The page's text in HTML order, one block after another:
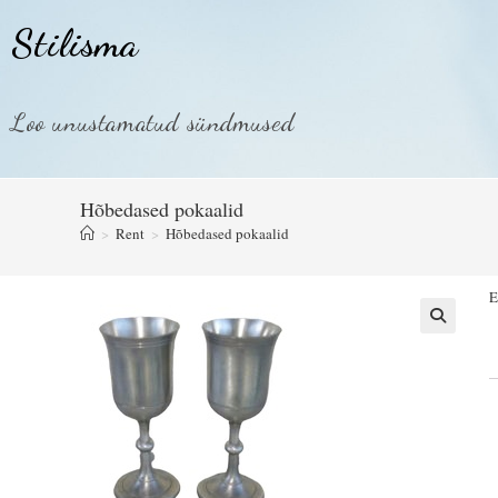
Stilisma
Loo unustamatud sündmused
Hõbedased pokaalid
> Rent > Hõbedased pokaalid